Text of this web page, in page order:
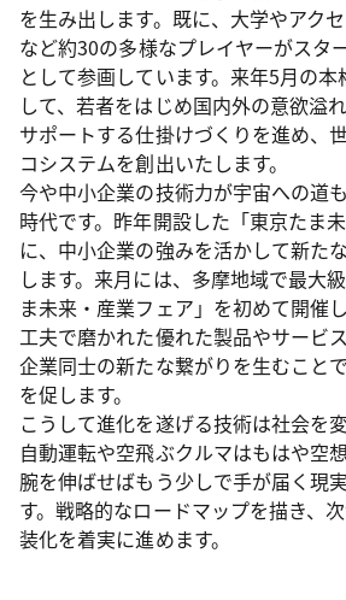
を生み出します。既に、大学やアク
など約30の多様なプレイヤーがスタ
として参画しています。来年5月の
して、若者をはじめ国内外の意欲溢
サポートする仕掛けづくりを進め、
コシステムを創出いたします。
今や中小企業の技術力が宇宙への道
時代です。昨年開設した「東京たま
に、中小企業の強みを活かして新た
します。来月には、多摩地域で最大
ま未来・産業フェア」を初めて開催
工夫で磨かれた優れた製品やサービ
企業同士の新たな繋がりを生むこと
を促します。
こうして進化を遂げる技術は社会を
自動運転や空飛ぶクルマはもはや空
腕を伸ばせばもう少しで手が届く現
す。戦略的なロードマップを描き、
装化を着実に進めます。